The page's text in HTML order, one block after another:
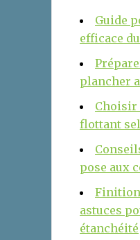
Guide
efficace
plancher
Choisir
flottant
pose aux
astuces
étanchéité